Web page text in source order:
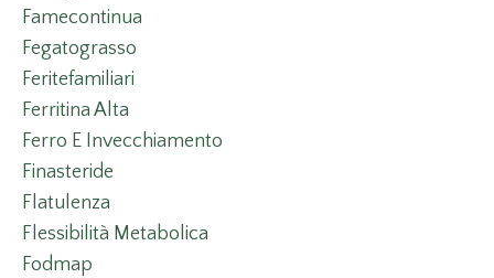
Famecontinua
Fegatograsso
Feritefamiliari
Ferritina Alta
Ferro E Invecchiamento
Finasteride
Flatulenza
Flessibilità Metabolica
Fodmap